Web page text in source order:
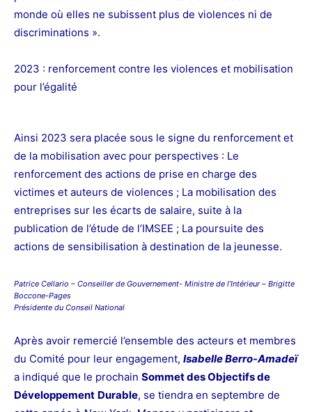
monde où elles ne subissent plus de violences ni de
discriminations ».
2023 : renforcement contre les violences et mobilisation
pour l’égalité
Ainsi 2023 sera placée sous le signe du renforcement et
de la mobilisation avec pour perspectives : Le
renforcement des actions de prise en charge des
victimes et auteurs de violences ; La mobilisation des
entreprises sur les écarts de salaire, suite à la
publication de l’étude de l’IMSEE ; La poursuite des
actions de sensibilisation à destination de la jeunesse.
Patrice Cellario – Conseiller de Gouvernement- Ministre de l’Intérieur – Brigitte
Boccone-Pages
Présidente du Conseil National
Après avoir remercié l’ensemble des acteurs et membres
du Comité pour leur engagement, Isabelle Berro-Amadeï
a indiqué que le prochain Sommet des Objectifs de
Développement Durable, se tiendra en septembre de